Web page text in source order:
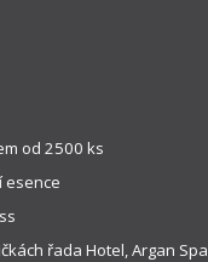
od 2500 ks
esence
řada Hotel, Argan Spa